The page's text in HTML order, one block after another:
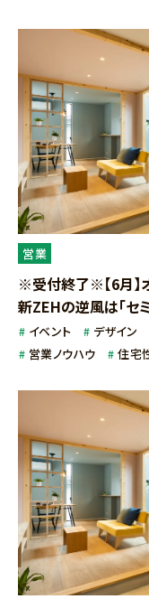
営業
※受付終了※【6月】
新ZEHの逆風は「セ
イベント デザイン
営業ノウハウ
住宅